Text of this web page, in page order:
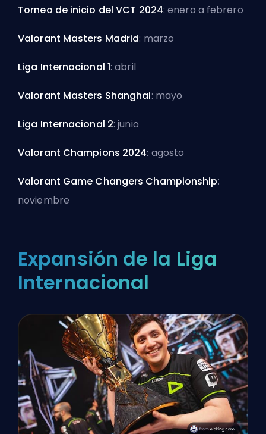
Torneo de inicio del VCT 2024: enero a febrero
Valorant Masters Madrid: marzo
Liga Internacional 1: abril
Valorant Masters Shanghai: mayo
Liga Internacional 2: junio
Valorant Champions 2024: agosto
Valorant Game Changers Championship:
noviembre
Expansión de la Liga
Internacional